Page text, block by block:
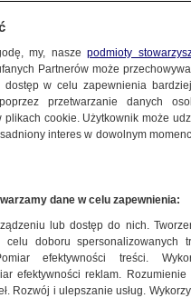
13:32
my, naszepodmioty
Partnerów może
w celu zapewnienia
przetwarzanie danych
cookie. Użytkownik może
interes w dowolnym
dane w celu zapewnienia:
lub dostęp do nich.
celu doboru spersonalizowanych
efektywności treści.
efektywności reklam.
Rozwój i ulepszanie usług.